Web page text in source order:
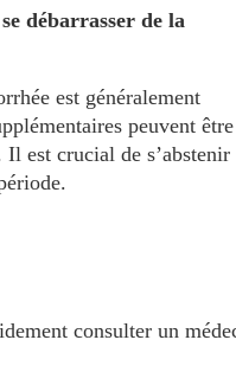
débarrasser de la
est généralement
peuvent être
Il est crucial de s’abstenir
consulter un